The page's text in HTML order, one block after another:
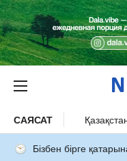
САЯСАТ
Бізбен бірге